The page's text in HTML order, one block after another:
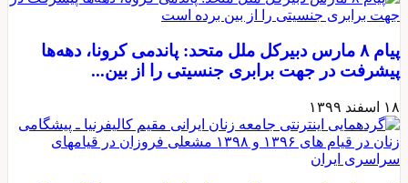
پیام ۸ مارس دبیرکل ملل متحد:‌ پاندمی کرونا، دهه‌ها
در جهت برابری جنسیتی را از بین...
۱۳۹۹